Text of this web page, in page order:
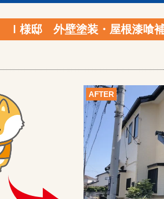
Ｉ様邸 外壁塗装・屋根漆喰
AFTER